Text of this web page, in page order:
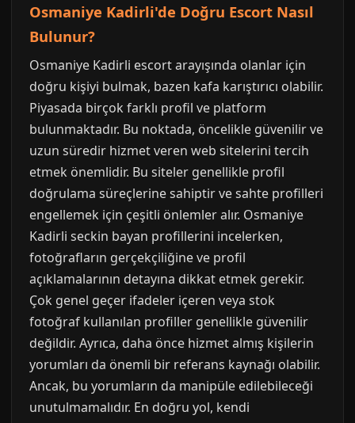
Osmaniye Kadirli'de Doğru Escort Nasıl
Bulunur?
Osmaniye Kadirli escort arayışında olanlar için
doğru kişiyi bulmak, bazen kafa karıştırıcı olabilir.
Piyasada birçok farklı profil ve platform
bulunmaktadır. Bu noktada, öncelikle güvenilir ve
uzun süredir hizmet veren web sitelerini tercih
etmek önemlidir. Bu siteler genellikle profil
doğrulama süreçlerine sahiptir ve sahte profilleri
engellemek için çeşitli önlemler alır. Osmaniye
Kadirli seckin bayan profillerini incelerken,
fotoğrafların gerçekçiliğine ve profil
açıklamalarının detayına dikkat etmek gerekir.
Çok genel geçer ifadeler içeren veya stok
fotoğraf kullanılan profiller genellikle güvenilir
değildir. Ayrıca, daha önce hizmet almış kişilerin
yorumları da önemli bir referans kaynağı olabilir.
Ancak, bu yorumların da manipüle edilebileceği
unutulmamalıdır. En doğru yol, kendi